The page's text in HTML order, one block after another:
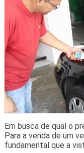
Em busca de qual o
Para a venda de um
fundamental que a